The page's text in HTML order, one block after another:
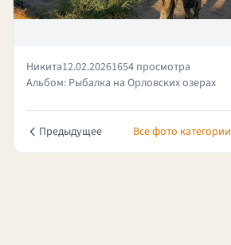
Никита12.02.20261654 просмотра
Альбом: Рыбалка на Орловских озерах
Предыдущее Все фото категории